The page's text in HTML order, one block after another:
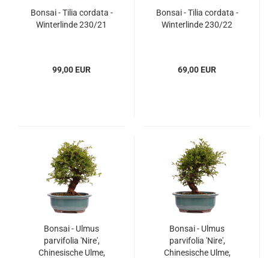
Bonsai - Tilia cordata -
Winterlinde 230/21
99,00 EUR
Bonsai - Tilia cordata -
Winterlinde 230/22
69,00 EUR
Bonsai - Ulmus
parvifolia 'Nire',
Chinesische Ulme,
Bonsai - Ulmus
parvifolia 'Nire',
Chinesische Ulme,